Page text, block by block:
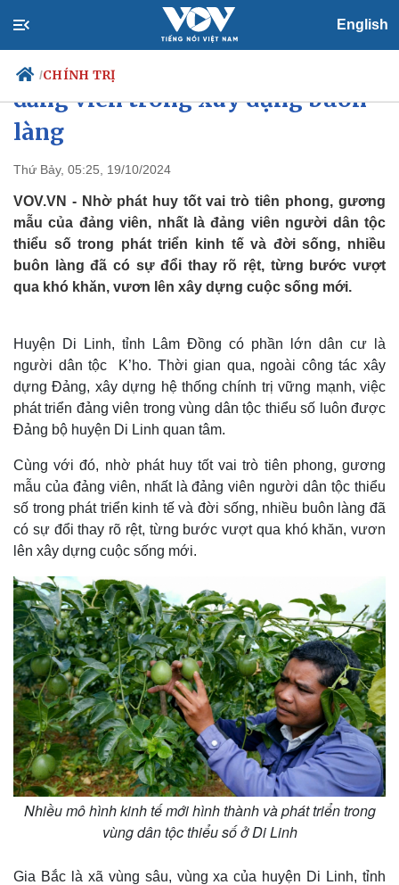
English
/CHÍNH TRỊ
Chính trị
Tổ chức nhân sự
Quốc hội
Nhận diện sự thật
Tin 24h
Dự báo thời tiết
Giáo dục
Dấu ấn VOV
Việc làm
Biển đảo
Phát huy vai trò nòng cốt của
đảng viên trong xây dựng buôn
làng
Thứ Bảy, 05:25, 19/10/2024
VOV.VN - Nhờ phát huy tốt vai trò tiên phong, gương
mẫu của đảng viên, nhất là đảng viên người dân tộc
thiểu số trong phát triển kinh tế và đời sống, nhiều
buôn làng đã có sự đổi thay rõ rệt, từng bước vượt
qua khó khăn, vươn lên xây dựng cuộc sống mới.
Huyện Di Linh, tỉnh Lâm Đồng có phần lớn dân cư là
người dân tộc K’ho. Thời gian qua, ngoài công tác xây
dựng Đảng, xây dựng hệ thống chính trị vững mạnh, việc
phát triển đảng viên trong vùng dân tộc thiểu số luôn được
Đảng bộ huyện Di Linh quan tâm.
Cùng với đó, nhờ phát huy tốt vai trò tiên phong, gương
mẫu của đảng viên, nhất là đảng viên người dân tộc thiểu
số trong phát triển kinh tế và đời sống, nhiều buôn làng đã
có sự đổi thay rõ rệt, từng bước vượt qua khó khăn, vươn
lên xây dựng cuộc sống mới.
Nhiều mô hình kinh tế mới hình thành và phát triển trong
vùng dân tộc thiểu số ở Di Linh
Gia Bắc là xã vùng sâu, vùng xa của huyện Di Linh, tỉnh